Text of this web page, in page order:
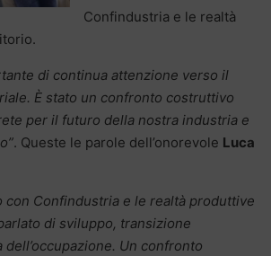
Confindustria e le realtà
di continua attenzione verso il
È stato un confronto costruttivo
per il futuro della nostra industria e
. Queste le parole dell’onorevole Luca
con Confindustria e le realtà produttive
di sviluppo, transizione
Un confronto